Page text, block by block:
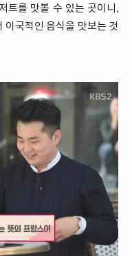
트를 맛볼 수 있는 곳이니,
이국적인 음식을 맛보는 것